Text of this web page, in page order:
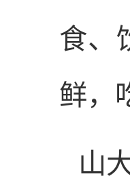
食、
鲜，
山